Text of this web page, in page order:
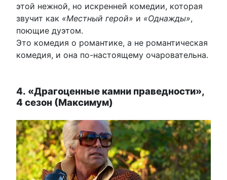
этой нежной, но искренней комедии, которая
звучит как «Местный герой» и «Однажды»,
поющие дуэтом.
Это комедия о романтике, а не романтическая
комедия, и она по-настоящему очаровательна.
4. «Драгоценные камни праведности»,
4 сезон (Максимум)